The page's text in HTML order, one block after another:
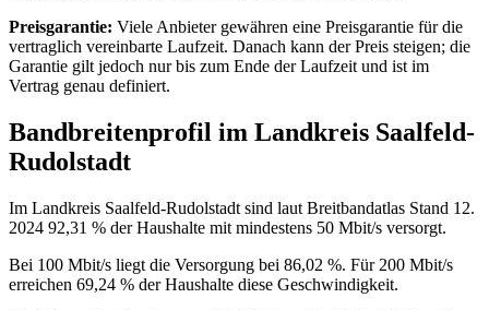
Preisgarantie: Viele Anbieter gewähren eine Preisgarantie für die
vertraglich vereinbarte Laufzeit. Danach kann der Preis steigen; die
Garantie gilt jedoch nur bis zum Ende der Laufzeit und ist im
Vertrag genau definiert.
Bandbreitenprofil im Landkreis Saalfeld-
Rudolstadt
Im Landkreis Saalfeld‑Rudolstadt sind laut Breitbandatlas Stand 12.
2024 92,31 % der Haushalte mit mindestens 50 Mbit/s versorgt.
Bei 100 Mbit/s liegt die Versorgung bei 86,02 %. Für 200 Mbit/s
erreichen 69,24 % der Haushalte diese Geschwindigkeit.